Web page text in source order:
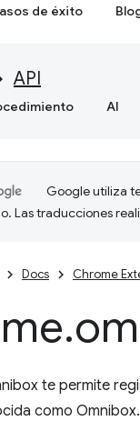
de éxito
API
AI
Google utiliza
Las traducciones
Docs Chrome
.
te permite
como Omnibox.